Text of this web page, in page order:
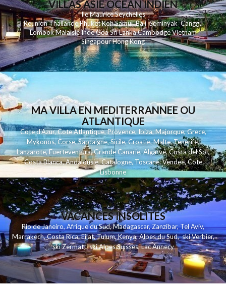
VILLAS ASIE OCEAN INDIEN
Ile MauriceSeychelles
ReunionThailandePhuketKohSamui Bali SeminyakCanggu
LombokMalaisieIndeGoaSri LankaCambodgeVietnam
SingapourHong Kong
MA VILLA EN MEDITERRANNEE OU
ATLANTIQUE
Cote d'Azur,Cote Atlantique,Provence,Ibiza,Majorque,Grece,
Mykonos,Corse,Sardaigne,Sicile,Croatie,Malte,Tenerife,
Lanzarote,Fuerteventura,Grande Canarie,Algarve,Costa del Sol,
Costa Blanca,Andalousie,Catalogne,Toscane,Vendee,Cote
Lisbonne
VACANCES INSOLITES
Rio de Janeiro,Afrique du Sud,Madagascar,Zanzibar,Tel Aviv,
Marrakech,Costa Rica,Eilat,Tulum,Kenya,Alpes du Sud,ski Verbier,
ski Zermatt,ski Alpes Suisses,Lac Annecy